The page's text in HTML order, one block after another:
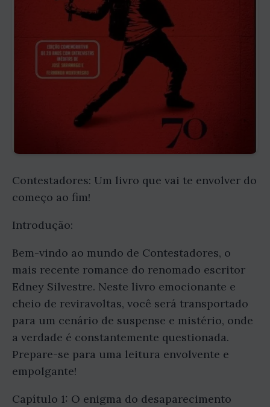
Contestadores: Um livro que vai te envolver do
começo ao fim!
Introdução:
Bem-vindo ao mundo de Contestadores, o
mais recente romance do renomado escritor
Edney Silvestre. Neste livro emocionante e
cheio de reviravoltas, você será transportado
para um cenário de suspense e mistério, onde
a verdade é constantemente questionada.
Prepare-se para uma leitura envolvente e
empolgante!
Capítulo 1: O enigma do desaparecimento